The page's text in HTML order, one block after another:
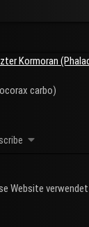
carbo)
Website